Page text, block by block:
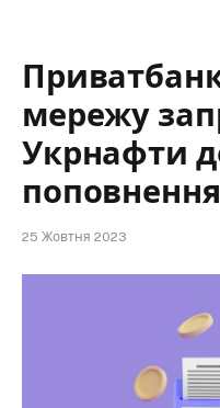
мережу
Укрнафти
25 Жовтня 2023